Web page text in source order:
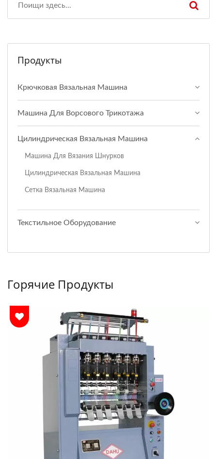
Продукты
Крючковая Вязальная Машина
Машина Для Ворсового Трикотажа
Цилиндрическая Вязальная Машина
Машина Для Вязания Шнурков
Цилиндрическая Вязальная Машина
Сетка Вязальная Машина
Текстильное Оборудование
Горячие Продукты